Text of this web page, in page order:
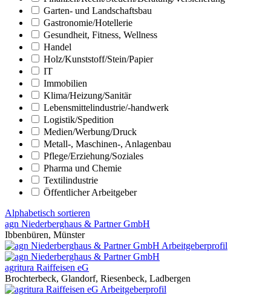
Garten- und Landschaftsbau
Gastronomie/­Hotellerie
Gesundheit, Fitness, Wellness
Handel
Holz/­Kunststoff/­Stein/­Papier
IT
Immobilien
Klima/­Heizung/­Sanitär
Lebensmittelindustrie/­-handwerk
Logistik/­Spedition
Medien/­Werbung/­Druck
Metall-, Maschinen-, Anlagenbau
Pflege/­Erziehung/­Soziales
Pharma und Chemie
Textilindustrie
Öffentlicher Arbeitgeber
Alphabetisch sortieren
agn Niederberghaus & Partner GmbH
Ibbenbüren, Münster
Arbeitgeberprofil
agritura Raiffeisen eG
Brochterbeck, Glandorf, Riesenbeck, Ladbergen
Arbeitgeberprofil